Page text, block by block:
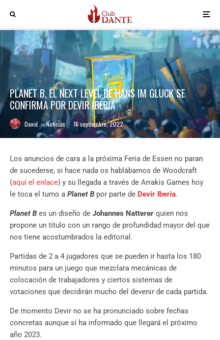
PLANET B, EL NEXT LEVEL DE HANS IM GLUCK SE
CONFIRMA POR DEVIR IBERIA
David · Noticias · 16 septiembre, 2022
Los anuncios de cara a la próxima Feria de Essen no paran
de sucederse, si hace nada os hablábamos de Woodcraft
(aquí el enlace) y su llegada a través de Arrakis Games hoy
le toca el turno a Planet B por parte de Devir Iberia.
Planet B es un diseño de Johannes Natterer quien nos
propone un título con un rango de profundidad mayor del que
nos tiene acostumbrados la editorial.
Partidas de 2 a 4 jugadores que se pueden ir hasta los 180
minutos para un juego que mezclara mecánicas de
colocación de trabajadores y ciertos sistemas de
votaciones que decidirán mucho del devenir de cada partida.
De momento Devir no se ha pronunciado sobre fechas
concretas aunque sí ha informado que llegará el próximo
año 2023.